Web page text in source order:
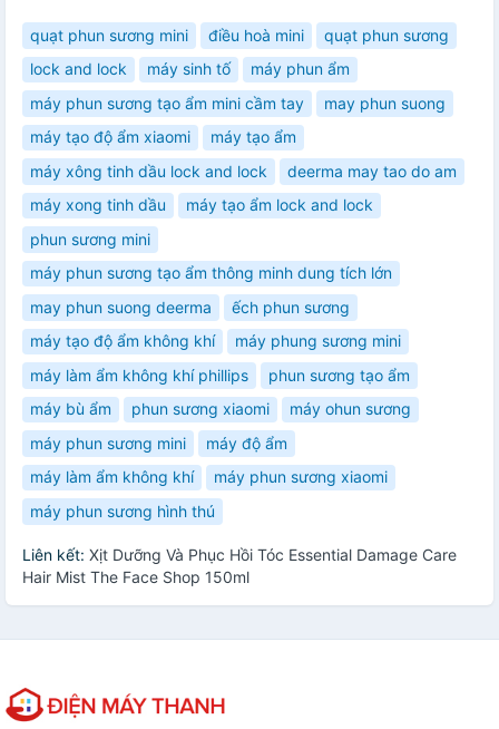
quạt phun sương mini điều hoà mini
quạt phun sương
lock and lock
máy sinh tố
máy phun ẩm
máy phun sương tạo ẩm mini cầm tay
may phun suong
máy tạo độ ẩm xiaomi
máy tạo ẩm
máy xông tinh dầu lock and lock
deerma may tao do am
máy xong tinh dầu
máy tạo ẩm lock and lock
phun sương mini
máy phun sương tạo ẩm thông minh dung tích lớn
may phun suong deerma
ếch phun sương
máy tạo độ ẩm không khí
máy phung sương mini
máy làm ẩm không khí phillips
phun sương tạo ẩm
máy bù ẩm
phun sương xiaomi
máy ohun sương
máy phun sương mini
máy độ ẩm
máy làm ẩm không khí
máy phun sương xiaomi
máy phun sương hình thú
Liên kết: Xịt Dưỡng Và Phục Hồi Tóc Essential Damage Care
Hair Mist The Face Shop 150ml